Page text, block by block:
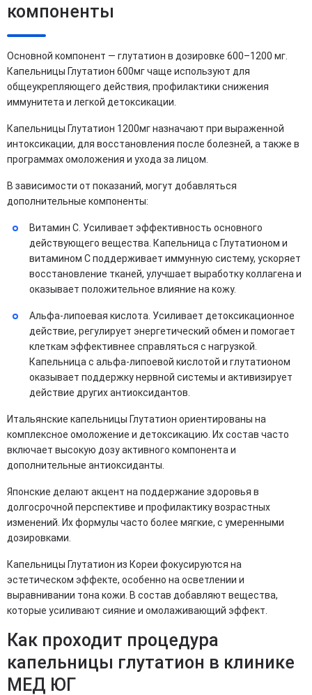
компоненты
Основной компонент — глутатион в дозировке 600–1200 мг.
Капельницы Глутатион 600мг чаще используют для
общеукрепляющего действия, профилактики снижения
иммунитета и легкой детоксикации.
Капельницы Глутатион 1200мг назначают при выраженной
интоксикации, для восстановления после болезней, а также в
программах омоложения и ухода за лицом.
В зависимости от показаний, могут добавляться
дополнительные компоненты:
Витамин C. Усиливает эффективность основного
действующего вещества. Капельница с Глутатионом и
витамином С поддерживает иммунную систему, ускоряет
восстановление тканей, улучшает выработку коллагена и
оказывает положительное влияние на кожу.
Альфа-липоевая кислота. Усиливает детоксикационное
действие, регулирует энергетический обмен и помогает
клеткам эффективнее справляться с нагрузкой.
Капельница с альфа-липоевой кислотой и глутатионом
оказывает поддержку нервной системы и активизирует
действие других антиоксидантов.
Итальянские капельницы Глутатион ориентированы на
комплексное омоложение и детоксикацию. Их состав часто
включает высокую дозу активного компонента и
дополнительные антиоксиданты.
Японские делают акцент на поддержание здоровья в
долгосрочной перспективе и профилактику возрастных
изменений. Их формулы часто более мягкие, с умеренными
дозировками.
Капельницы Глутатион из Кореи фокусируются на
эстетическом эффекте, особенно на осветлении и
выравнивании тона кожи. В состав добавляют вещества,
которые усиливают сияние и омолаживающий эффект.
Как проходит процедура
капельницы глутатион в клинике
МЕД ЮГ